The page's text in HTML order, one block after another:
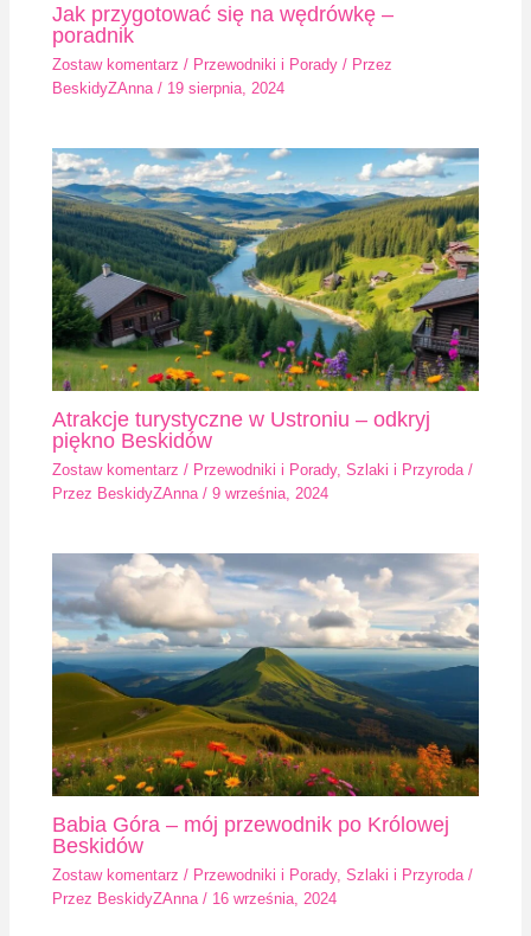
Jak przygotować się na wędrówkę –
poradnik
Zostaw komentarz / Przewodniki i Porady / Przez
BeskidyZAnna/ 19 sierpnia, 2024
Atrakcje turystyczne w Ustroniu – odkryj
piękno Beskidów
Zostaw komentarz / Przewodniki i Porady,Szlaki i Przyroda/
Przez BeskidyZAnna/9 września, 2024
Babia Góra – mój przewodnik po Królowej
Beskidów
Zostaw komentarz / Przewodniki i Porady,Szlaki i Przyroda/
Przez BeskidyZAnna/ 16 września, 2024